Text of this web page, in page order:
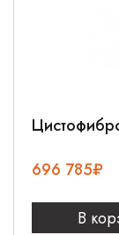
696 785₽
В